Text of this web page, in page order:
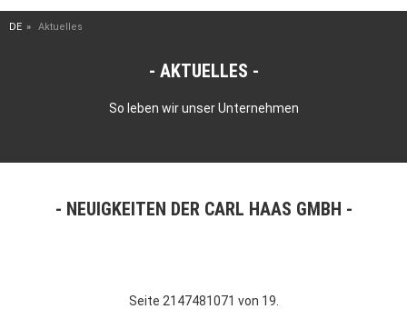
DE Aktuelles
AKTUELLES
So leben wir unser Unternehmen
NEUIGKEITEN DER CARL HAAS GMBH
Seite 2147481071 von 19.